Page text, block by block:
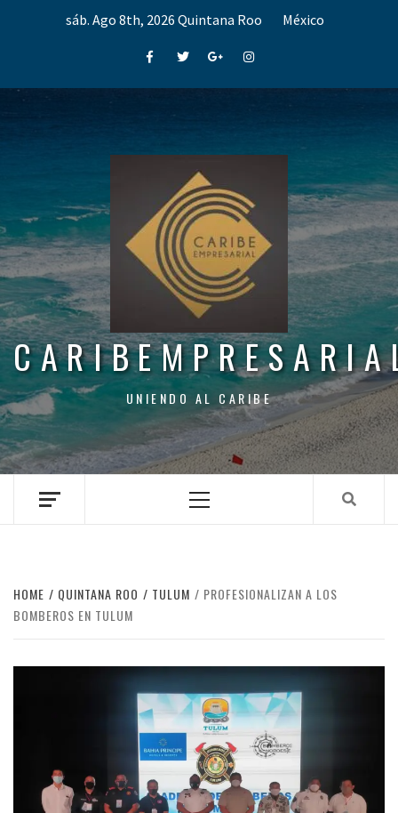
sáb. Ago 8th, 2026 Quintana Roo México
FacebookTwitterGoogle+Instagram
UNIENDO AL CARIBE
Menu
HOME QUINTANA ROO TULUM
PROFESIONALIZAN A LOS
BOMBEROS EN TULUM